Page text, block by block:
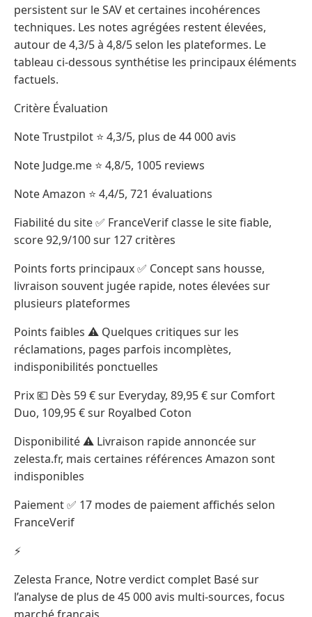
persistent sur le SAV et certaines incohérences
techniques. Les notes agrégées restent élevées,
autour de 4,3/5 à 4,8/5 selon les plateformes. Le
tableau ci-dessous synthétise les principaux éléments
factuels.
Critère Évaluation
Note Trustpilot ⭐ 4,3/5, plus de 44 000 avis
Note Judge.me ⭐ 4,8/5, 1005 reviews
Note Amazon ⭐ 4,4/5, 721 évaluations
Fiabilité du site ✅ FranceVerif classe le site fiable,
score 92,9/100 sur 127 critères
Points forts principaux ✅ Concept sans housse,
livraison souvent jugée rapide, notes élevées sur
plusieurs plateformes
Points faibles ⚠️ Quelques critiques sur les
réclamations, pages parfois incomplètes,
indisponibilités ponctuelles
Prix 💶 Dès 59 € sur Everyday, 89,95 € sur Comfort
Duo, 109,95 € sur Royalbed Coton
Disponibilité ⚠️ Livraison rapide annoncée sur
zelesta.fr, mais certaines références Amazon sont
indisponibles
Paiement ✅ 17 modes de paiement affichés selon
FranceVerif
⚡
Zelesta France, Notre verdict complet Basé sur
l’analyse de plus de 45 000 avis multi-sources, focus